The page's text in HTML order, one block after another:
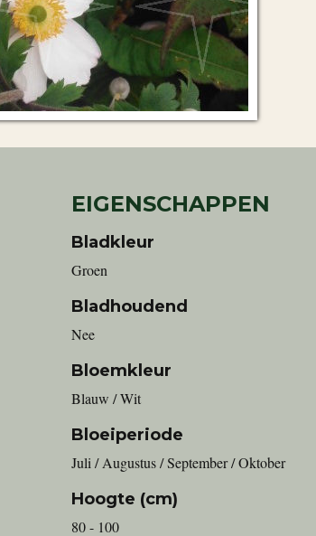
EIGENSCHAPPEN
Bladkleur
Groen
Bladhoudend
Nee
Bloemkleur
Blauw / Wit
Bloeiperiode
Juli / Augustus / September / Oktober
Hoogte (cm)
80 - 100